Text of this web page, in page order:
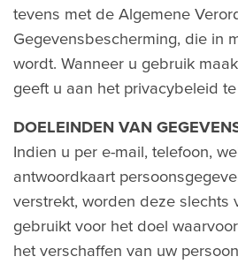
tevens met de Algemene
Gegevensbescherming, die in
wordt. Wanneer u gebruik
geeft u aan het privacybeleid
DOELEINDEN VAN
Indien u per e-mail, telefoon,
antwoordkaart
verstrekt, worden deze slechts
gebruikt voor het doel
het verschaffen van uw